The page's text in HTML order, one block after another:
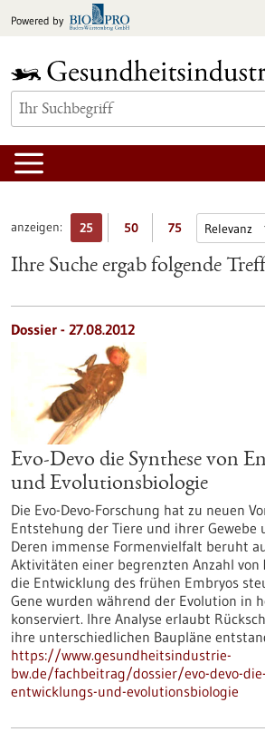
Inhalt
Powered by
anzeigen: 25 50 75
Ihre Suche ergab folgende
Dossier - 27.08.2012
Evo-Devo die Synthese von
und Evolutionsbiologie
Die Evo-Devo-Forschung hat zu neuen
Entstehung der Tiere und ihrer Gewebe
Deren immense Formenvielfalt beruht
Aktivitäten einer begrenzten Anzahl von
die Entwicklung des frühen Embryos
Gene wurden während der Evolution in
konserviert. Ihre Analyse erlaubt
ihre unterschiedlichen Baupläne
https://www.gesundheitsindustrie-
bw.de/fachbeitrag/dossier/evo-devo-
entwicklungs-und-evolutionsbiologie